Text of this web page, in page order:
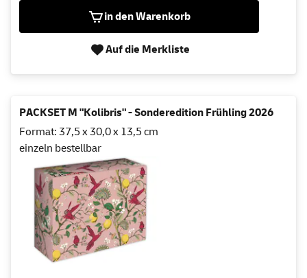
in den Warenkorb
Auf die Merkliste
PACKSET M "Kolibris" - Sonderedition Frühling 2026
Format: 37,5 x 30,0 x 13,5 cm
einzeln bestellbar